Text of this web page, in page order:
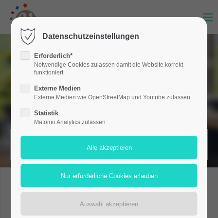
MERKZETTEL (0)
Datenschutzeinstellungen
Erforderlich*
Notwendige Cookies zulassen damit die Website korrekt
funktioniert
Externe Medien
Externe Medien wie OpenStreetMap und Youtube zulassen
Statistik
Matomo Analytics zulassen